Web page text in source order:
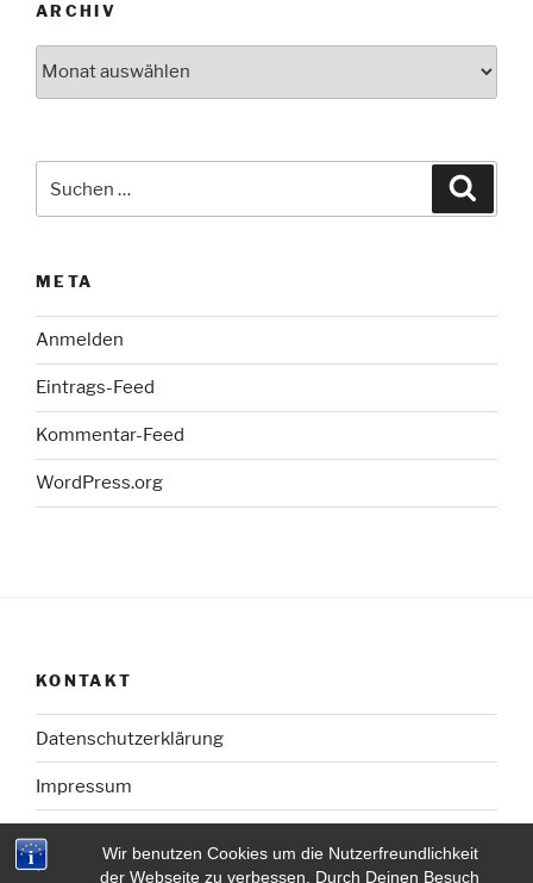
Wir benutzen Cookies um die Nutzerfreundlichkeit
der Webseite zu verbessen. Durch Deinen Besuch
ARCHIV
nach:
META
Anmelden
Eintrags-Feed
Kommentar-Feed
WordPress.org
KONTAKT
Datenschutzerklärung
Impressum